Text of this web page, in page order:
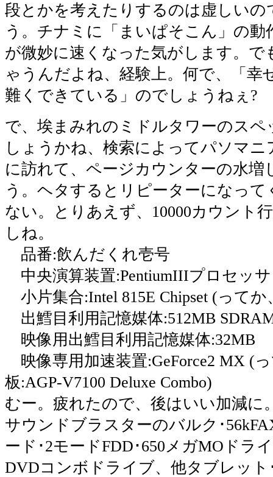
段とかを考えたりするのは虚しいの
う。チナミに「まいぱそこん」の動
が微妙に速くなった気がします。で
ゃうんだよね、経験上。何で、「幸
難くできている」のでしょうねぇ?
で、埃まみれのミドルタワーのスペ
しょうかね、検索によってパソマ
に訪れて、ページカウンターの水増
う。ヘタするとリピーターになって
ない。とりあえず、10000カウント
しね。
品番:飲んだくれ壱号
中央演算装置:PentiumIIIプロセッサ
小片集合:Intel 815E Chipset (ってか
出鱈目利用記憶媒体:512MB
映像用出鱈目利用記憶媒体:32MB
映像専用加速装置:GeForce2 MX (
板:AGP-V7100 Deluxe Combo)
むー。疲れたので、後はいい加減に
サウンドブラスターのバルク･
ード･2モードFDD･650メガMOドラ
DVDコンボドライブ、他タブレッ